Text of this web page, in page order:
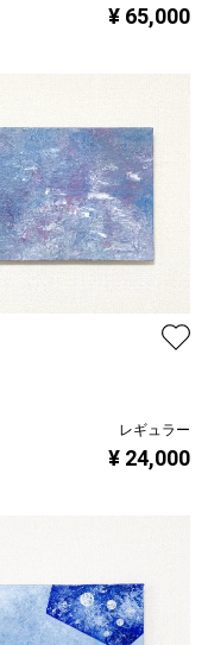
¥ 65,000
レギュラー
¥ 24,000